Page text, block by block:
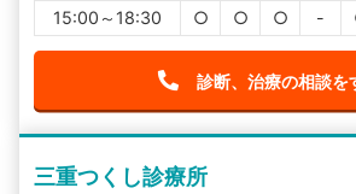
15:00～18:30
○ ○ ○ -
診断、治療の相談を
三重つくし診療所